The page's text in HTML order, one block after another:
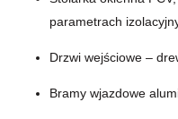
parametrach
Drzwi wejściowe –
Bramy wjazdowe